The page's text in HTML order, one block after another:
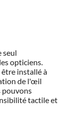
seul
opticiens.
installé à
de l'œil
pouvons
tactile et